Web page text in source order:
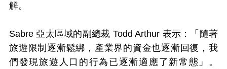
解。
Sabre 亞太區域的副總裁 Todd Arthur 表示：「隨著
旅遊限制逐漸鬆綁，產業界的資金也逐漸回復，我
們發現旅遊人口的行為已逐漸適應了新常態」。